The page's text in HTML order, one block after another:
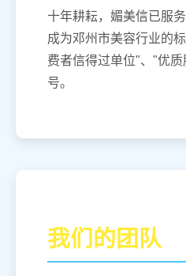
十年耕耘，媚美信已服
成为邓州市美容行业的
费者信得过单位"、"优
号。
我们的团队